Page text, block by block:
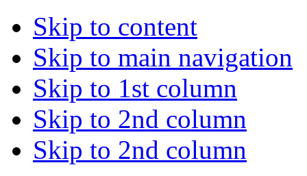
Skip to content
Skip to main navigation
Skip to 1st column
Skip to 2nd column
Skip to 2nd column